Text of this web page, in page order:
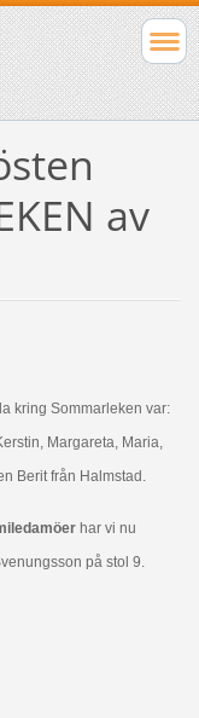
av
kring Sommarleken var:
Margareta, Maria,
Berit från Halmstad.
har vi nu
på stol 9.